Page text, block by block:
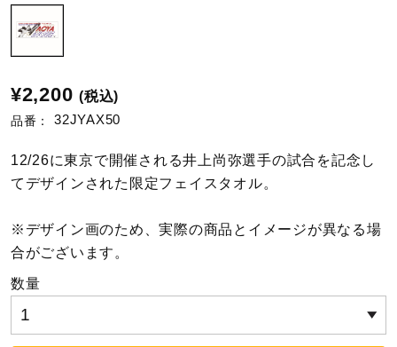
ソフトボール
¥2,200 (税込)
品番： 32JYAX50
12/26に東京で開催される井上尚弥選手の試合を記念し
てデザインされた限定フェイスタオル。
※デザイン画のため、実際の商品とイメージが異なる場
合がございます。
数量